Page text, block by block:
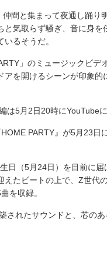
間と集まって夜通し踊り
と気取らず騒ぎ、音に身
るそうだ。
」のミュージックビデ
アを開けるシーンが印象
5月2日20時にYouTube
PARTY』が5月23日
（5月24日）を目前に届
えたビートの上で、Z世代
を収録。
れたサウンドと、芯の